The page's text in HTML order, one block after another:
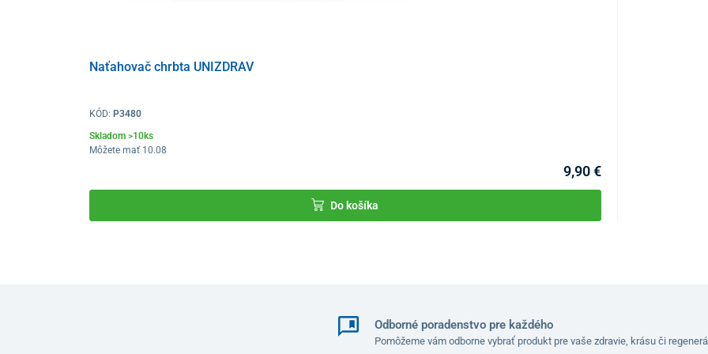
bunkách
, čím podporuje prirodzenú obranyschopnosť organizmu, zmiernenie zápalov a uľavenie od bolesti.
Naťahovač chrbta UNIZDRAV
KÓD: P3480
Skladom >10ks
Môžete mať 10.08
9,90 €
Do košíka
Odborné poradenstvo pre každého
Pomôžeme vám odborne vybrať produkt pre vaše zdravie, krásu či